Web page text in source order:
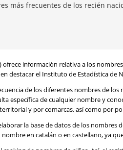
más frecuentes de los recién
ofrece información relativa a los
destacar el Instituto de Estadística de
de los diferentes nombres de
específica de cualquier nombre y
y por comarcas, así como por
la base de datos de los
en catalán o en castellano, ya